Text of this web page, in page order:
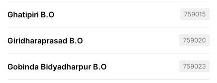
Ghatipiri B.O 759015
Giridharaprasad B.O 759020
Gobinda Bidyadharpur B.O 759023